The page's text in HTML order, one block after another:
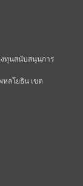
ทุนสนับสนุนการ
หลโยธิน เขต